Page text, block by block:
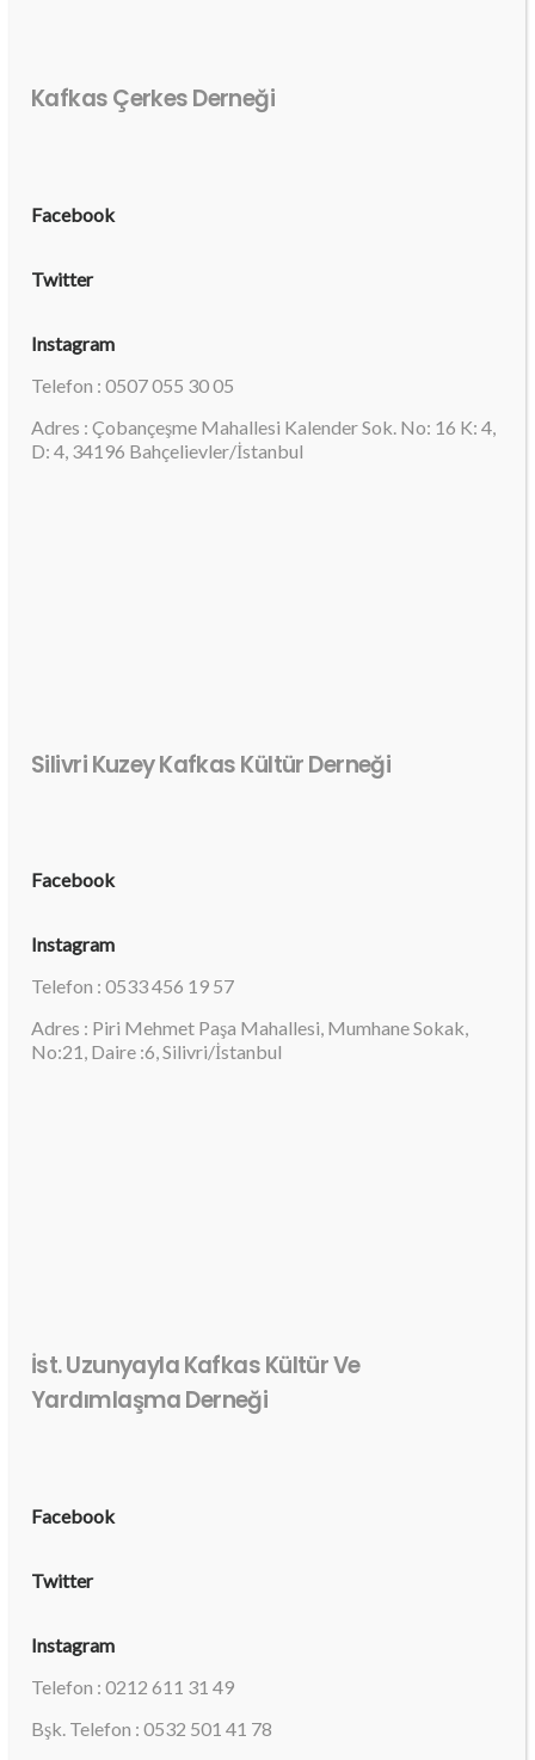
Kafkas Çerkes Derneği
Facebook
Twitter
Instagram
Telefon : 0507 055 30 05
Adres : Çobançeşme Mahallesi Kalender Sok. No: 16 K: 4,
D: 4, 34196 Bahçelievler/İstanbul
Silivri Kuzey Kafkas Kültür Derneği
Facebook
Instagram
Telefon : 0533 456 19 57
Adres : Piri Mehmet Paşa Mahallesi, Mumhane Sokak,
No:21, Daire :6, Silivri/İstanbul
İst. Uzunyayla Kafkas Kültür Ve
Yardımlaşma Derneği
Facebook
Twitter
Instagram
Telefon : 0212 611 31 49
Bşk. Telefon : 0532 501 41 78